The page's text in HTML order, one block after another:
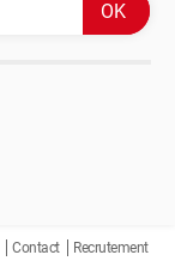
Contact Recrutement